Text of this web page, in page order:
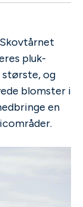
pluk-
største, og
blomster i
en